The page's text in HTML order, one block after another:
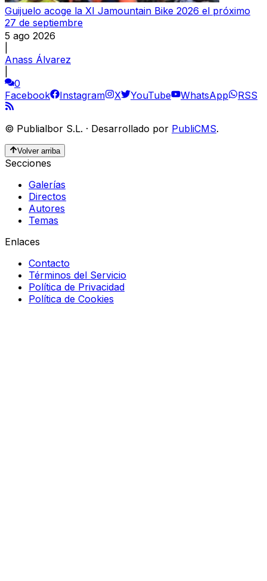
Guijuelo acoge la XI Jamountain Bike 2026 el próximo
27 de septiembre
5 ago 2026
Anass Álvarez
0
Facebook
Instagram X YouTube WhatsApp RSS
© Publialbor S.L. · Desarrollado por PubliCMS.
Volver arriba
Secciones
Galerías
Directos
Autores
Temas
Enlaces
Contacto
Términos del Servicio
Política de Privacidad
Política de Cookies